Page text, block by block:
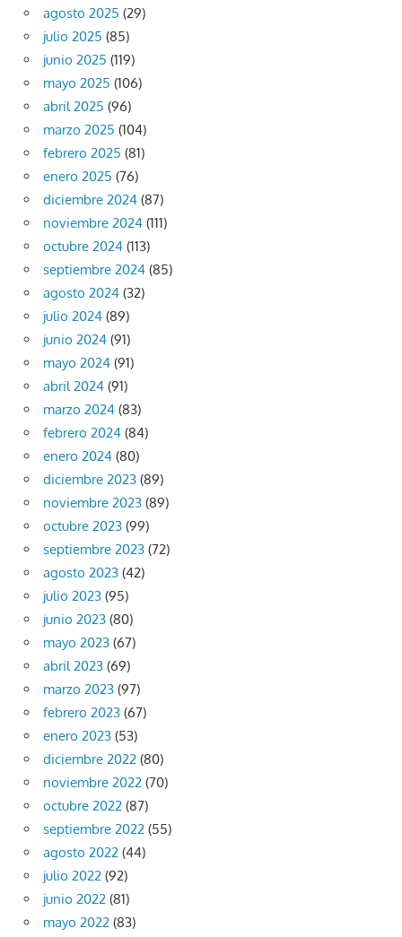
agosto 2025 (29)
julio 2025 (85)
junio 2025 (119)
mayo 2025 (106)
abril 2025 (96)
marzo 2025 (104)
febrero 2025 (81)
enero 2025 (76)
diciembre 2024 (87)
noviembre 2024 (111)
octubre 2024 (113)
septiembre 2024 (85)
agosto 2024 (32)
julio 2024 (89)
junio 2024 (91)
mayo 2024 (91)
abril 2024 (91)
marzo 2024 (83)
febrero 2024 (84)
enero 2024 (80)
diciembre 2023 (89)
noviembre 2023 (89)
octubre 2023 (99)
septiembre 2023 (72)
agosto 2023 (42)
julio 2023 (95)
junio 2023 (80)
mayo 2023 (67)
abril 2023 (69)
marzo 2023 (97)
febrero 2023 (67)
enero 2023 (53)
diciembre 2022 (80)
noviembre 2022 (70)
octubre 2022 (87)
septiembre 2022 (55)
agosto 2022 (44)
julio 2022 (92)
junio 2022 (81)
mayo 2022 (83)